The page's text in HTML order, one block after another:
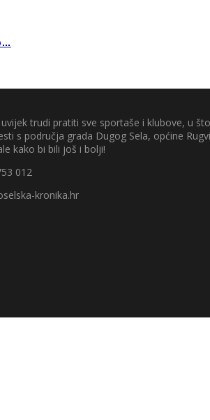
trudi pratiti sve sportaše i klubove, u
s područja grada Dugog Sela, općine
kako bi bili još i bolji!
012
kronika.hr